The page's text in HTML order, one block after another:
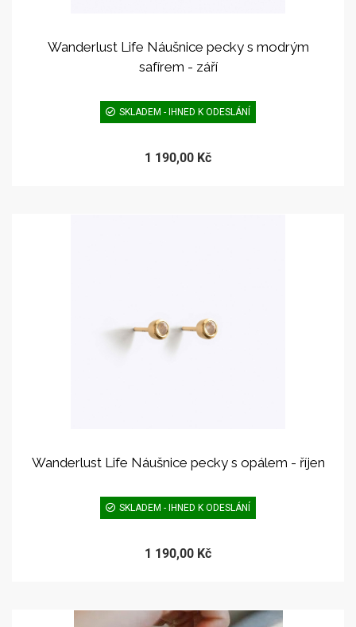
Wanderlust Life Náušnice pecky s modrým
safírem - září
SKLADEM - IHNED K ODESLÁNÍ
1 190,00 Kč
Wanderlust Life Náušnice pecky s opálem - říjen
SKLADEM - IHNED K ODESLÁNÍ
1 190,00 Kč